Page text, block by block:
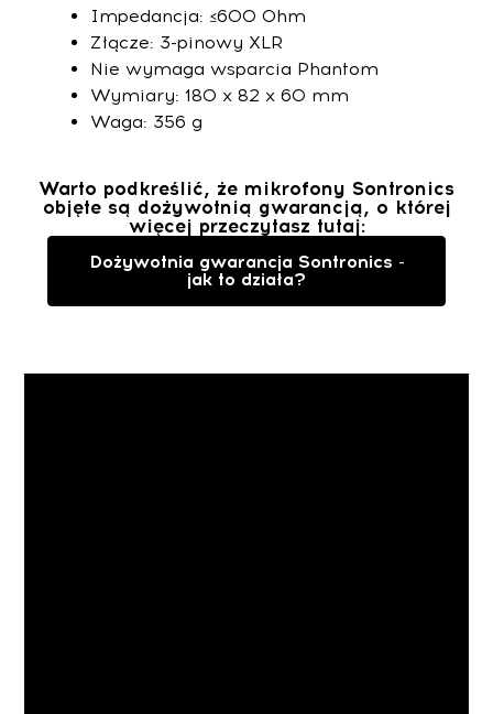
Impedancja: ≤600 Ohm
Złącze: 3-pinowy XLR
Nie wymaga wsparcia Phantom
Wymiary: 180 x 82 x 60 mm
Waga: 356 g
Warto podkreślić, że mikrofony Sontronics
objęte są dożywotnią gwarancją, o której
więcej przeczytasz tutaj:
Dożywotnia gwarancja Sontronics -
jak to działa?